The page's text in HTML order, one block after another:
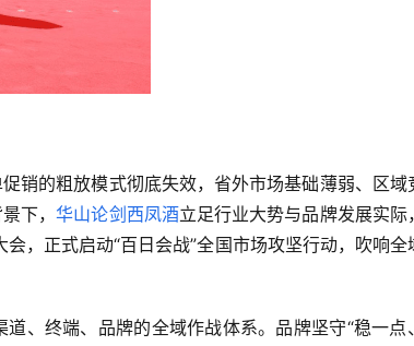
销的粗放模式彻底失效，省外市场基础薄弱、区域
下，华山论剑 西凤酒立足行业大势与品牌发展实际
，正式启动“百日会战”全国市场攻坚行动，吹响全
、终端、品牌的全域作战体系。品牌坚守“稳一点